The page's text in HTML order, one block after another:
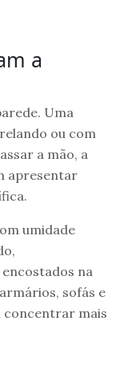
a
Uma
ou com
a mão, a
apresentar
umidade
na
sofás e
concentrar mais